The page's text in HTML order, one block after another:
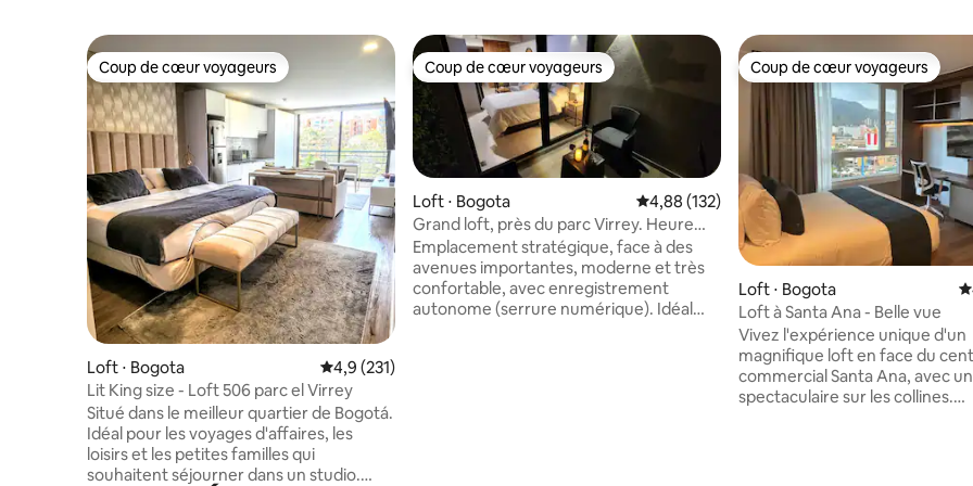
Coup de cœur voyageurs
Coup de cœur voyageurs
Loft ⋅ Bogota Évaluation moyenne sur la base de 231 commentaires : 4,9 sur 5
4,9 (231)
Lit King size - Loft 506 parc el Virrey
Situé dans le meilleur quartier de Bogotá.
Idéal pour les voyages d'affaires, les
loisirs et les petites familles qui
souhaitent séjourner dans un studio.
Coup de cœur voyageurs
Coup de cœur voyageurs
Loft ⋅ Bogota Évaluation moyenne sur la base de 132
4,88 (132)
Grand loft, près du parc Virrey. Heure
d'arrivée flexible
Emplacement stratégique, face à des
avenues importantes, moderne et très
confortable, avec enregistrement
autonome (serrure numérique). Idéal
Coup de cœur voyageurs
Coup de cœur voyageurs
Loft ⋅ Bogota
Loft à Santa Ana - Belle vue
Vivez l'expérience unique d'un
magnifique loft en face du
commercial Santa Ana, avec
spectaculaire sur les collines.